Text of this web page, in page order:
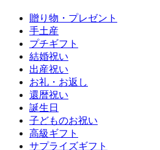
贈り物・プレゼント
手土産
プチギフト
結婚祝い
出産祝い
お礼・お返し
還暦祝い
誕生日
子どものお祝い
高級ギフト
サプライズギフト